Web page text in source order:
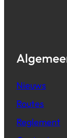
Nieuws
Routes
Reglement